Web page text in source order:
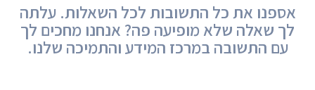
אספנו את כל התשובות לכל השאלות. עלתה
לך שאלה שלא מופיעה פה? אנחנו מחכים לך
עם התשובה במרכז המידע והתמיכה שלנו.